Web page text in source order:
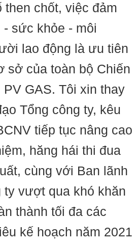
chốt, việc đảm
- sức khỏe - môi
lao động là ưu tiên
sở của toàn bộ Chiến
GAS. Tôi xin thay
Tổng công ty, kêu
tiếp tục nâng cao
hăng hái thi đua
cùng với Ban lãnh
ty vượt qua khó khăn
thành tối đa các
kế hoạch năm 2021